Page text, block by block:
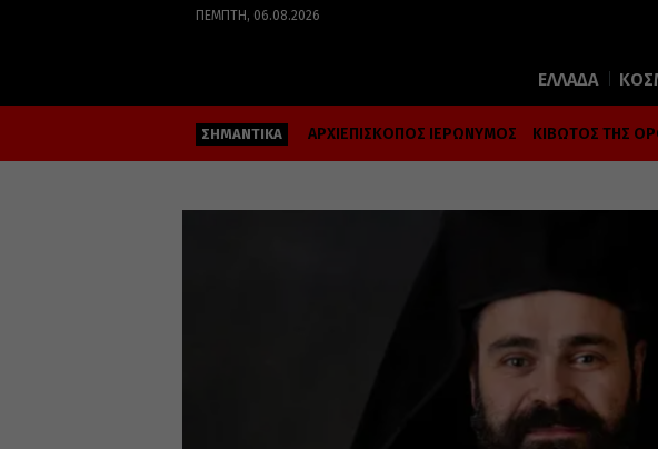
ΠΈΜΠΤΗ, 06.08.2026
ΕΛΛΑΔΑ
ΣΗΜΑΝΤΙΚΑ ΑΡΧΙΕΠΙΣΚΟΠΟΣ ΙΕΡΩΝΥΜΟΣ ΚΙΒΩΤΟΣ ΤΗΣ